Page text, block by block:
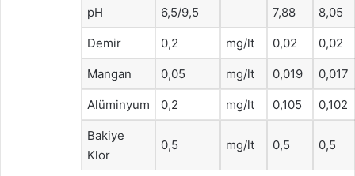
pH 6,5/9,5 7,88 8,05
Demir 0,2 mg/lt 0,02 0,02
Mangan 0,05 mg/lt 0,019 0,017
Alüminyum 0,2 mg/lt 0,105 0,102
Bakiye
Klor
0,5 mg/lt 0,5 0,5